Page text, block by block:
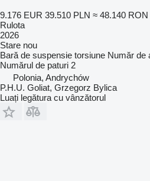
9.176 EUR 39.510 PLN ≈ 48.140 RON
Rulota
2026
Stare nou
Bară de suspensie torsiune Număr de
Numărul de paturi 2
Polonia, Andrychów
P.H.U. Goliat, Grzegorz Bylica
Luați legătura cu vânzătorul